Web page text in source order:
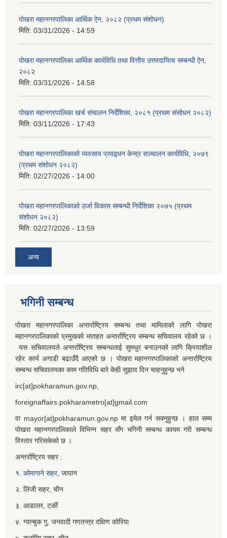
पोखरा महानगरपालिका आर्थिक ऐन, २०८२ (प्रथम संशोधन)
मिति: 03/31/2026 - 14:59
पोखरा महानगरपालिका आर्थिक कार्यविधि तथा वित्तीय उत्तरदायित्व सम्बन्धी ऐन,
२०८२
मिति: 03/31/2026 - 14:58
पोखरा महानगरपालिका खर्च संचालन निर्देशिका, २०८१ (प्रथम संसोधन २०८२)
मिति: 03/11/2026 - 17:43
पोखरा महानगरपालिकाको व्यवसाय प्रवद्र्धन केन्द्र सञ्चालन कार्यविधि, २०७९
(प्रथम संशोधन २०८२)
मिति: 02/27/2026 - 14:00
पोखरा महानगरपालिकाको उर्जा विकास सम्बन्धी निर्देशिका २०७५ (प्रथम
संशोधन २०८२)
मिति: 02/27/2026 - 13:59
अन्य
भगिनी सम्बन्ध
पोखरा महानगरपालिका अन्तर्राष्ट्रिय सम्बन्ध तथा मामिलाको लागि पोखरा
महानगरपालिकाको प्रमुखको मातहत अन्तर्राष्ट्रिय सम्बन्ध सचिवालय रहेको छ ।
यस सचिवालयले अन्तर्राष्ट्रिय सम्बन्धलाई सुमधुर बनाउनको लागि क्रियाशील
रहेर कार्य अगाडी बढाउँदै आएको छ । पोखरा महानगरपालिकाको अन्तर्राष्ट्रिय
सम्बन्ध सचिवालयका काम गतिविधि बारे केही सुझाव दिन चाहनुहुन्छ भने
irc[at]pokharamun.gov.np,
foreignaffairs.pokharametro[at]gmail.com
वा mayor[at]pokharamun.gov.np मा इमेल गर्न सक्नुहुन्छ । हाल सम्म
पोखरा महानगरपालिकाले विभिन्न सहर सँग भगिनी सम्बन्ध कायम गरी सम्बन्ध
विस्तार गरिसकेको छ ।
अन्तर्राष्ट्रिय सहर :
१. कोमागाने सहर, जापान
२. लिंजी सहर, चीन
३. आडालर, टर्की
४. ग्यान्बुक गु, जनवादी गणतन्त्र दक्षिण कोरिया